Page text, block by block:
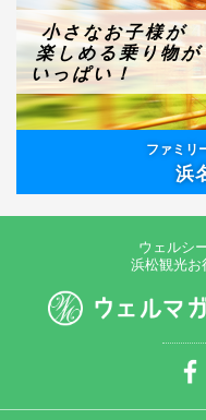
小さなお子様が
楽しめる乗り物
いっぱい！
ファミリ
浜
ウェルシ
浜松観光